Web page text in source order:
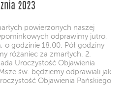
2023
powierzonych naszej
odprawimy jutro,
o godzinie 18.00. Pół godziny
różaniec za zmarłych. 2.
Uroczystość Objawienia
św. będziemy odprawiali jak
Objawienia Pańskiego